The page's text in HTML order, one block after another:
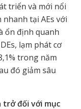
triển và mới nổi
nhanh tại AEs với
ổn định quanh
lạm phát cơ
trong năm
đó giảm sâu
trở đối với mục